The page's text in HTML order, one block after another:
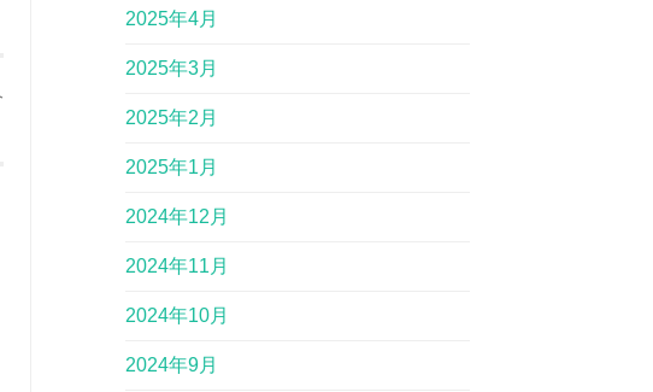
2025年4月
2025年3月
2025年2月
2025年1月
2024年12月
2024年11月
2024年10月
2024年9月